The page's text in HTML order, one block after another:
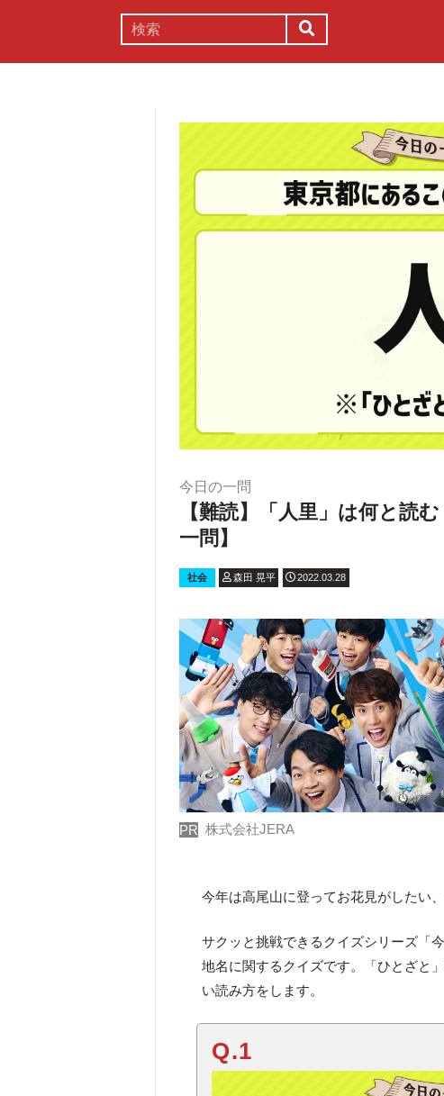
今日の一問
【難読】「人里」は何と読
一問】
社会 森田 晃平 2022.03.28
PR 株式会社JERA
今年は高尾山に登ってお花見がしたい
サクッと挑戦できるクイズシリーズ「
地名に関するクイズです。「ひとざと
い読み方をします。
Q.1